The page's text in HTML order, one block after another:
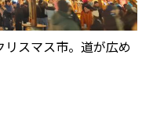
スマス市。道が広め